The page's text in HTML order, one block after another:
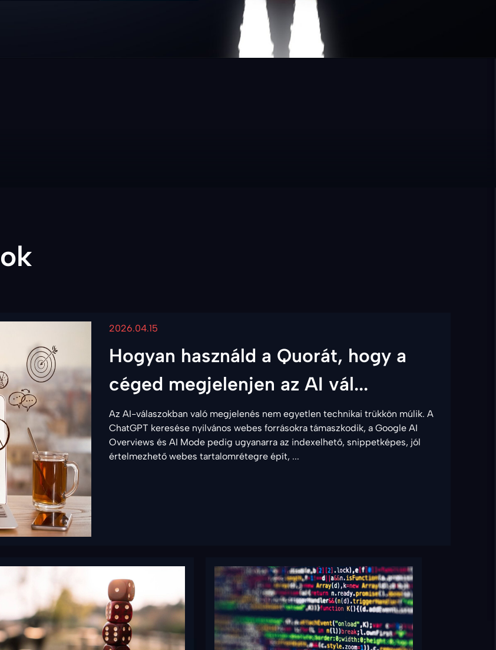
2026.04.15
Hogyan használd a Quorát, hogy a
céged megjelenjen az AI vál...
Az AI-válaszokban való megjelenés nem egyetlen technikai trükkön múlik. A
ChatGPT keresése nyilvános webes forrásokra támaszkodik, a Google AI
Overviews és AI Mode pedig ugyanarra az indexelhető, snippetképes, jól
értelmezhető webes tartalomrétegre épít, ...